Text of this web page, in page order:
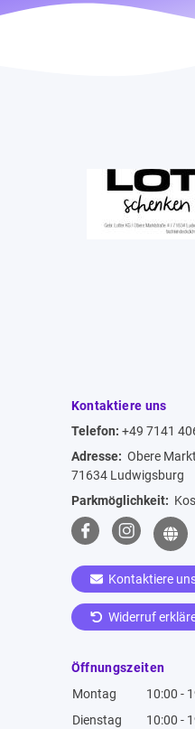
Kontaktiere uns
Telefon: +49 7141
Adresse: Obere
71634 Ludwigsburg
Parkmöglichkeit:
Kontaktiere
Widerruf
Öffnungszeiten
Montag
10:00 -
Dienstag
10:00 -